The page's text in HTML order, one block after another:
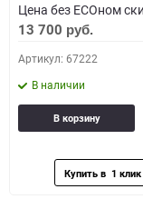
Цена без ECOном
13 700 руб.
Артикул: 67222
В наличии
В корзину